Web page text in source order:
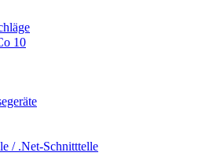
10
/ .Net-Schnitttelle